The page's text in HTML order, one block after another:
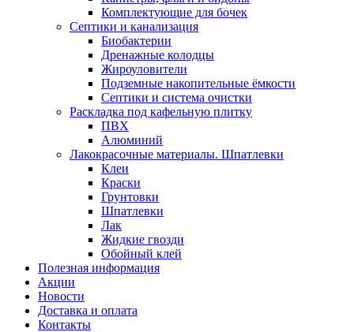
Комплектующие для бочек
Септики и канализация
Биобактерии
Дренажные колодцы
Жироуловители
Подземные накопительные ёмкости
Септики и система очистки
Раскладка под кафельную плитку
ПВХ
Алюминий
Лакокрасочные материалы. Шпатлевки
Клеи
Краски
Грунтовки
Шпатлевки
Лак
Жидкие гвозди
Обойный клей
Полезная информация
Акции
Новости
Доставка и оплата
Контакты